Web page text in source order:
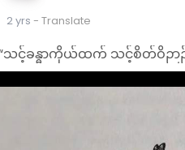
2 yrs - Translate
သင့်ခန္ဓာကိုယ်ထက် သင့်စိတ်ဝိဉာ